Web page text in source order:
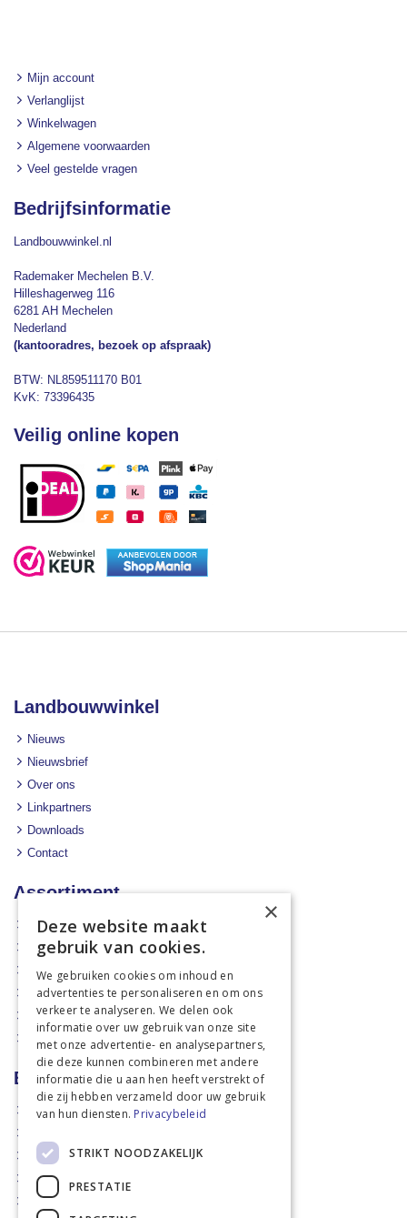
Mijn account
Verlanglijst
Winkelwagen
Algemene voorwaarden
Veel gestelde vragen
Bedrijfsinformatie
Landbouwwinkel.nl
Rademaker Mechelen B.V.
Hilleshagerweg 116
6281 AH Mechelen
Nederland
(kantooradres, bezoek op afspraak)
BTW: NL859511170 B01
KvK: 73396435
Veilig online kopen
Landbouwwinkel
Nieuws
Nieuwsbrief
Over ons
Linkpartners
Downloads
Contact
Assortiment
Aanbiedingen
Mechanisatie
Stal & Erf
Weidetechniek
Dierbenodigdheden
Actiefolders
Betalen en verzenden
Hoe bestellen?
Afhaalmogelijkheden
Verzendkosten
Retouren
×
Deze website maakt
gebruik van cookies.
We gebruiken cookies om inhoud en
advertenties te personaliseren en om ons
verkeer te analyseren. We delen ook
informatie over uw gebruik van onze site
met onze advertentie- en analysepartners,
die deze kunnen combineren met andere
informatie die u aan hen heeft verstrekt of
die zij hebben verzameld door uw gebruik
van hun diensten. Privacybeleid
STRIKT NOODZAKELIJK
PRESTATIE